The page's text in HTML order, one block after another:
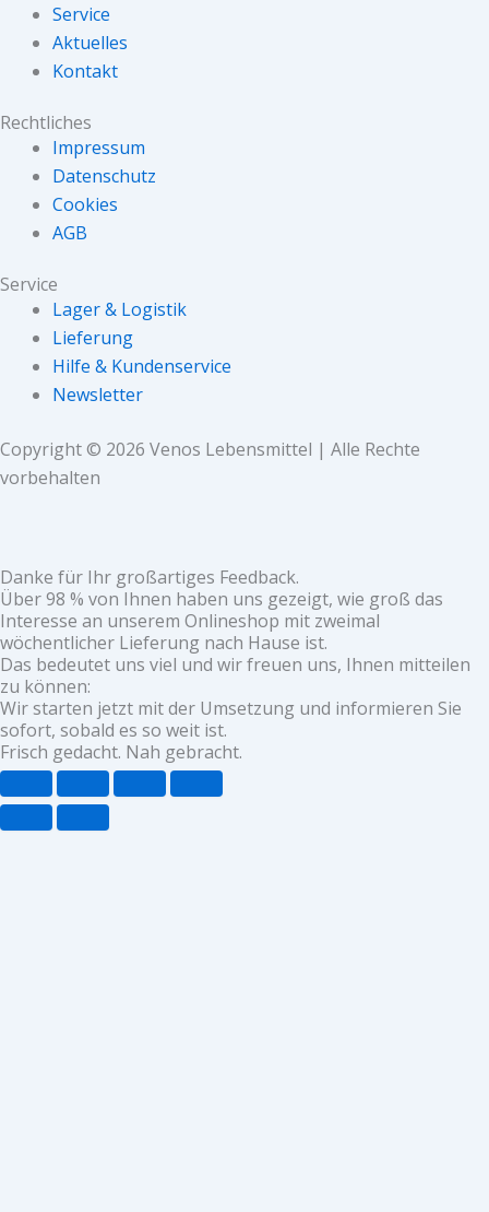
Service
Aktuelles
Kontakt
Rechtliches
Impressum
Datenschutz
Cookies
AGB
Service
Lager & Logistik
Lieferung
Hilfe & Kundenservice
Newsletter
Copyright © 2026 Venos Lebensmittel | Alle Rechte
vorbehalten
Danke für Ihr großartiges Feedback.
Über 98 % von Ihnen haben uns gezeigt, wie groß das
Interesse an unserem Onlineshop mit zweimal
wöchentlicher Lieferung nach Hause ist.
Das bedeutet uns viel und wir freuen uns, Ihnen mitteilen
zu können:
Wir starten jetzt mit der Umsetzung und informieren Sie
sofort, sobald es so weit ist.
Frisch gedacht. Nah gebracht.